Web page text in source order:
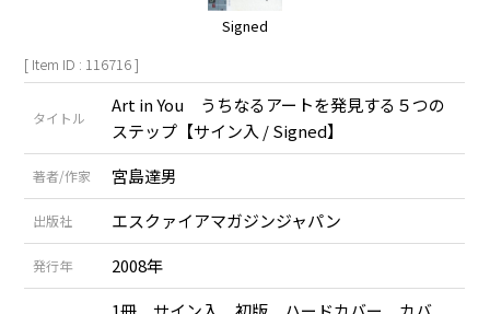
Signed
[ Item ID : 116716 ]
タイトル
Art in You うちなるアートを発見する５つの
ステップ【サイン入 / Signed】
著者/作家 宮島達男
出版社 エスクァイアマガジンジャパン
発行年 2008年